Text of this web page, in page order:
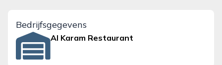
Bedrijfsgegevens
Al Karam Restaurant